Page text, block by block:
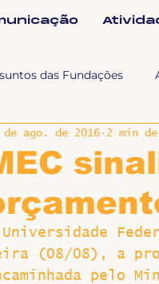
das Fundações
e Relação de Tra
Efetivos
Notícias Imprensa e
de ago. de 2016 2 min
(08/08), a
pelo